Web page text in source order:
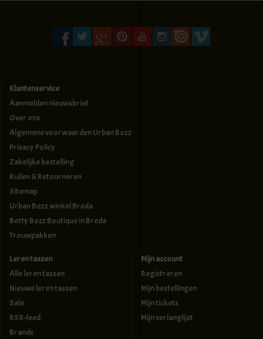
Klantenservice
Aanmelden nieuwsbrief
Over ons
Algemene voorwaarden Urban Bozz
Privacy Policy
Zakelijke bestelling
Ruilen & Retourneren
Sitemap
Urban Bozz winkel Breda
Betty Bozz Boutique in Breda
Trouwpakken
Leren tassen
Alle leren tassen
Nieuwe leren tassen
Sale
RSS-feed
Brands
Mijn account
Registreren
Mijn bestellingen
Mijn tickets
Mijn verlanglijst